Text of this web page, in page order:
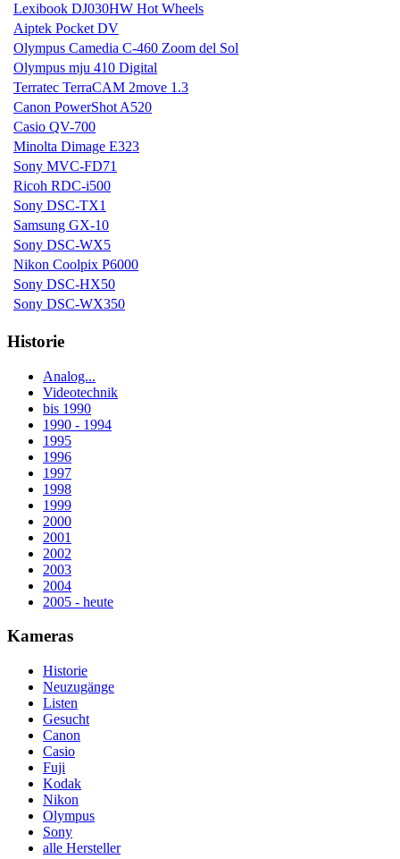
Lexibook DJ030HW Hot Wheels
Aiptek Pocket DV
Olympus Camedia C-460 Zoom del Sol
Olympus mju 410 Digital
Terratec TerraCAM 2move 1.3
Canon PowerShot A520
Casio QV-700
Minolta Dimage E323
Sony MVC-FD71
Ricoh RDC-i500
Sony DSC-TX1
Samsung GX-10
Sony DSC-WX5
Nikon Coolpix P6000
Sony DSC-HX50
Sony DSC-WX350
Historie
Analog...
Videotechnik
bis 1990
1990 - 1994
1995
1996
1997
1998
1999
2000
2001
2002
2003
2004
2005 - heute
Kameras
Historie
Neuzugänge
Listen
Gesucht
Canon
Casio
Fuji
Kodak
Nikon
Olympus
Sony
alle Hersteller